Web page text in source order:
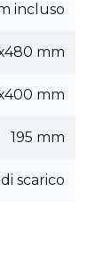
incluso
mm
mm
195 mm
scarico